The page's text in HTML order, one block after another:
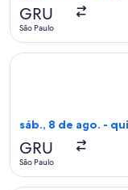
GRU
São Paulo
sáb., 8 de ago. -
GRU
São Paulo
Selecionar o voo